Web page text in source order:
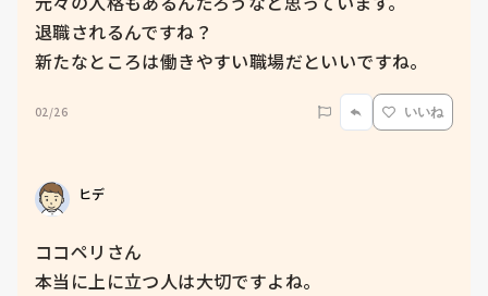
退職されるんですね？
新たなところは働きやすい職場だといいですね。
02/26 いいね
ヒデ
ココペリさん
本当に上に立つ人は大切ですよね。